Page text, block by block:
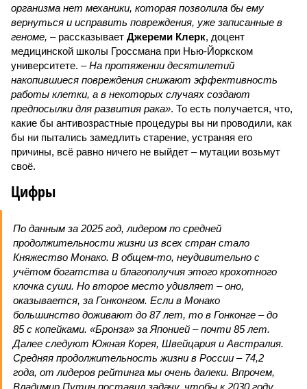
организма нет механики, которая позволила бы ему
вернуться и исправить повреждения, уже записанные в
геноме, – рассказывает Джереми Клерк, доцент
медицинской школы Гроссмана при Нью-Йоркском
университете. – На протяжении десятилетий
накопившиеся повреждения снижают эффективность
работы клетки, а в некоторых случаях создают
предпосылки для развития рака». То есть получается, что,
какие бы антивозрастные процедуры вы ни проводили, как
бы ни пытались замедлить старение, устраняя его
причины, всё равно ничего не выйдет – мутации возьмут
своё.
Цифры
По данным за 2025 год, лидером по средней
продолжительности жизни из всех стран стало
Княжество Монако. В общем-то, неудивительно с
учётом богатства и благополучия этого крохотного
клочка суши. Но второе место удивляет – оно,
оказывается, за Гонконгом. Если в Монако
большинство доживают до 87 лет, то в Гонконге – до
85 с копейками. «Бронза» за Японией – почти 85 лет.
Далее следуют Южная Корея, Швейцария и Австралия.
Средняя продолжительность жизни в России – 74,2
года, от лидеров рейтинга мы очень далеки. Впрочем,
Владимир Путин поставил задачу, чтобы к 2030 году